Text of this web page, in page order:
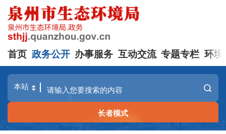
首页 政务公开 办事服务 互动交流 专题专栏 环境
长者模式